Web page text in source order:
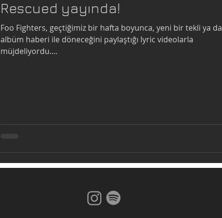
Rescued yayında!
Foo Fighters, geçtiğimiz bir hafta boyunca, yeni bir tekli ya da
albüm haberi ile döneceğini paylaştığı lyric videolarla
müjdeliyordu....